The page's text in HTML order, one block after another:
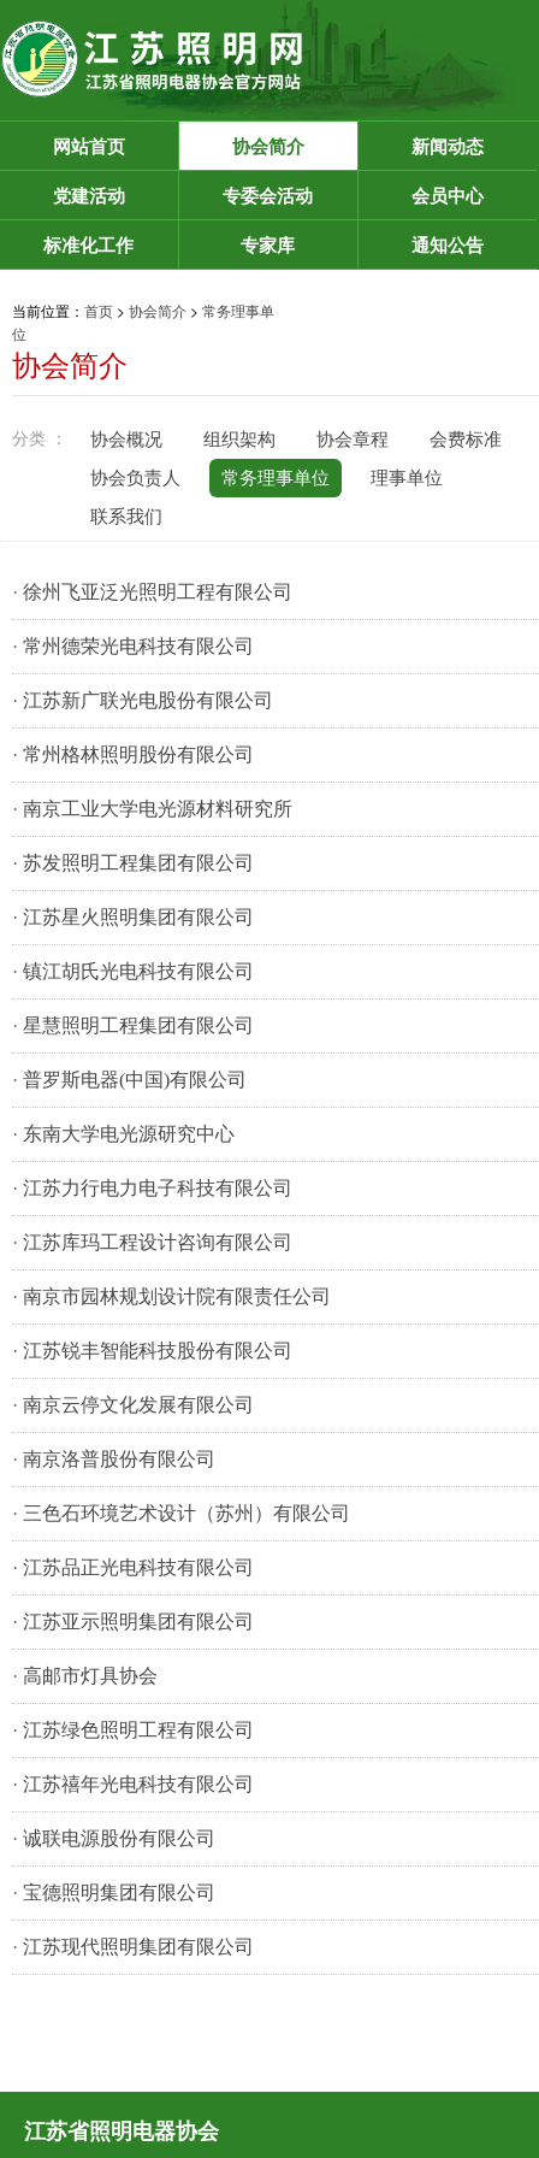
网站首页 协会简介 新闻动态
党建活动 专委会活动 会员中心
标准化工作 专家库 通知公告
当前位置： 首页 > 协会简介 > 常务理事单
位
协会简介
分类 ： 协会概况 组织架构 协会章程
会费标准
协会负责人
常务理事单位
理事单位
联系我们
· 徐州飞亚泛光照明工程有限公司
· 常州德荣光电科技有限公司
· 江苏新广联光电股份有限公司
· 常州格林照明股份有限公司
· 南京工业大学电光源材料研究所
· 苏发照明工程集团有限公司
· 江苏星火照明集团有限公司
· 镇江胡氏光电科技有限公司
· 星慧照明工程集团有限公司
· 普罗斯电器(中国)有限公司
· 东南大学电光源研究中心
· 江苏力行电力电子科技有限公司
· 江苏库玛工程设计咨询有限公司
· 南京市园林规划设计院有限责任公司
· 江苏锐丰智能科技股份有限公司
· 南京云停文化发展有限公司
· 南京洛普股份有限公司
· 三色石环境艺术设计（苏州）有限公司
· 江苏品正光电科技有限公司
· 江苏亚示照明集团有限公司
· 高邮市灯具协会
· 江苏绿色照明工程有限公司
· 江苏禧年光电科技有限公司
· 诚联电源股份有限公司
· 宝德照明集团有限公司
· 江苏现代照明集团有限公司
江苏省照明电器协会